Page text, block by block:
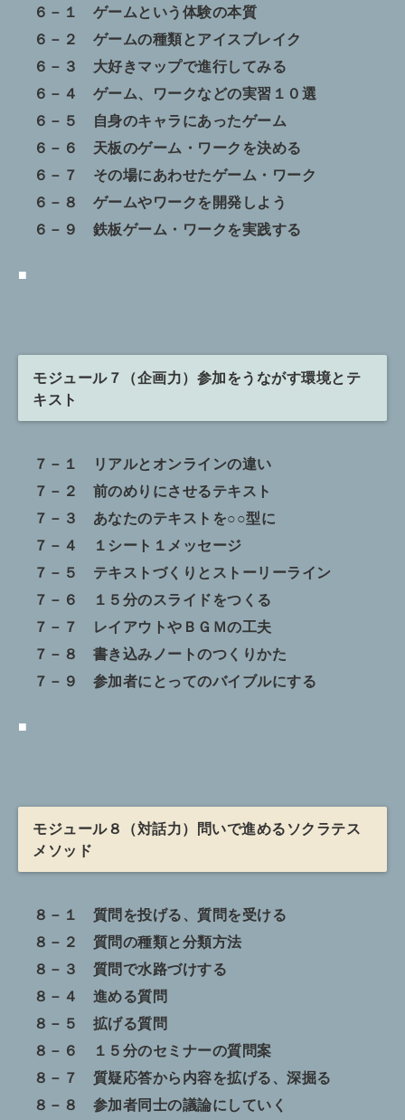
６－１ ゲームという体験の本質
６－２ ゲームの種類とアイスブレイク
６－３ 大好きマップで進行してみる
６－４ ゲーム、ワークなどの実習１０選
６－５ 自身のキャラにあったゲーム
６－６ 天板のゲーム・ワークを決める
６－７ その場にあわせたゲーム・ワーク
６－８ ゲームやワークを開発しよう
６－９ 鉄板ゲーム・ワークを実践する
■
モジュール７（企画力）参加をうながす環境とテ
キスト
７－１ リアルとオンラインの違い
７－２ 前のめりにさせるテキスト
７－３ あなたのテキストを○○型に
７－４ １シート１メッセージ
７－５ テキストづくりとストーリーライン
７－６ １５分のスライドをつくる
７－７ レイアウトやＢＧＭの工夫
７－８ 書き込みノートのつくりかた
７－９ 参加者にとってのバイブルにする
■
モジュール８（対話力）問いで進めるソクラテス
メソッド
８－１ 質問を投げる、質問を受ける
８－２ 質問の種類と分類方法
８－３ 質問で水路づけする
８－４ 進める質問
８－５ 拡げる質問
８－６ １５分のセミナーの質問案
８－７ 質疑応答から内容を拡げる、深掘る
８－８ 参加者同士の議論にしていく